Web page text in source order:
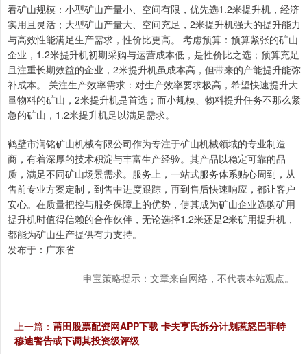
看矿山规模：小型矿山产量小、空间有限，优先选1.2米提升机，经济
实用且灵活；大型矿山产量大、空间充足，2米提升机强大的提升能力
与高效性能满足生产需求，性价比更高。 考虑预算：预算紧张的矿山
企业，1.2米提升机初期采购与运营成本低，是性价比之选；预算充足
且注重长期效益的企业，2米提升机虽成本高，但带来的产能提升能弥
补成本。 关注生产效率需求：对生产效率要求极高，希望快速提升大
量物料的矿山，2米提升机是首选；而小规模、物料提升任务不那么紧
急的矿山，1.2米提升机足以满足需求。
鹤壁市润铭矿山机械有限公司作为专注于矿山机械领域的专业制造
商，有着深厚的技术积淀与丰富生产经验。其产品以稳定可靠的品
质，满足不同矿山场景需求。服务上，一站式服务体系贴心周到，从
售前专业方案定制，到售中进度跟踪，再到售后快速响应，都让客户
安心。在质量把控与服务保障上的优势，使其成为矿山企业选购矿用
提升机时值得信赖的合作伙伴，无论选择1.2米还是2米矿用提升机，
都能为矿山生产提供有力支持。
发布于：广东省
申宝策略提示：文章来自网络，不代表本站观点。
上一篇： 莆田股票配资网APP下载 卡夫亨氏拆分计划惹怒巴菲特
穆迪警告或下调其投资级评级